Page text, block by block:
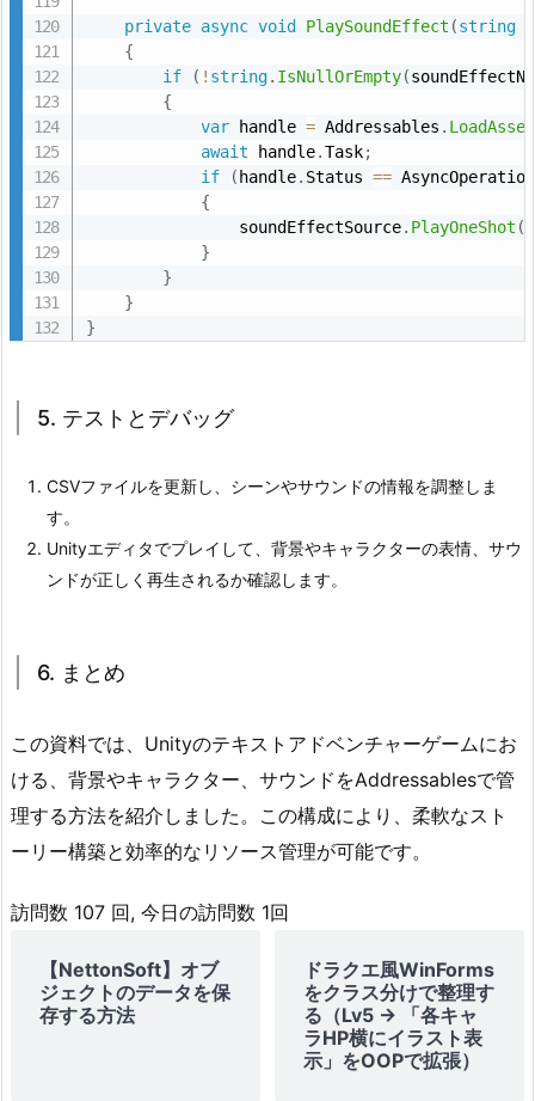
private async void PlaySoundEffect (string
{
if
( ! string. IsNullOrEmpty(
{
var handle = Addressables .
await handle.Task;
if
( handle. Status ==
{
                soundEffectSource
. PlayOneShot (
}
}
}
}
5. テストとデバッグ
CSVファイルを更新し、シーンやサウンドの情報を調整しま
す。
Unityエディタでプレイして、背景やキャラクターの表情、サウ
ンドが正しく再生されるか確認します。
6. まとめ
この資料では、Unityのテキストアドベンチャーゲームにお
ける、背景やキャラクター、サウンドをAddressablesで管
理する方法を紹介しました。この構成により、柔軟なスト
ーリー構築と効率的なリソース管理が可能です。
訪問数 107 回, 今日の訪問数 1回
【NettonSoft】オブ
ジェクトのデータを保
存する方法
ドラクエ風WinForms
をクラス分けで整理す
る（Lv5 → 「各キャ
ラHP横にイラスト表
示」をOOPで拡張）